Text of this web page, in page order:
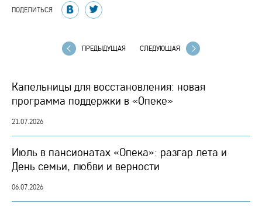
ПОДЕЛИТЬСЯ
ПРЕДЫДУЩАЯ СЛЕДУЮЩАЯ
Капельницы для восстановления: новая
программа поддержки в «Опеке»
21.07.2026
Июль в пансионатах «Опека»: разгар лета и
День семьи, любви и верности
06.07.2026